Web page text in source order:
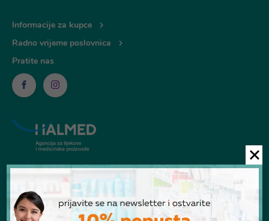
Informacije za kupce
Radno vrijeme poslovnica
Pratite nas
© Ljekarna Talan 2026